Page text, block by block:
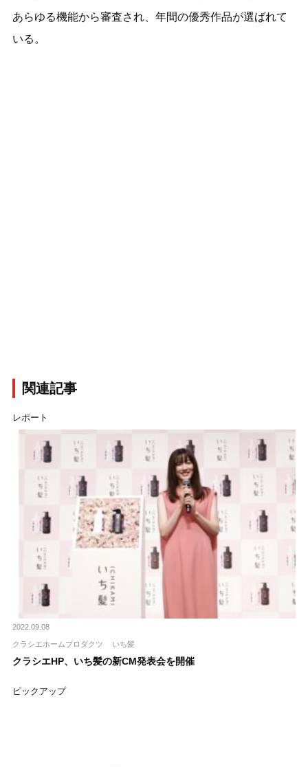
あらゆる機能から審査され、年間の優秀作品が選ばれて
いる。
関連記事
レポート
2022.09.08
クラシエホームプロダクツ いち髪
クラシエHP、いち髪の新CM発表会を開催
ピックアップ